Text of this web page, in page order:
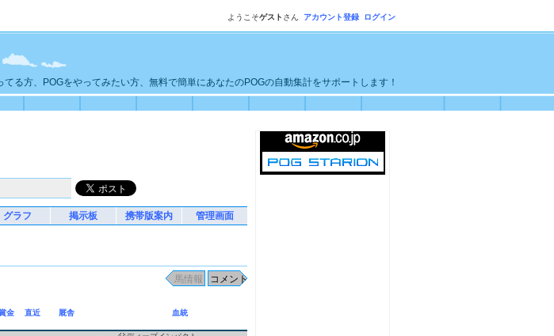
ようこそゲスト さん アカウント登録 ログイン
る方、POGをやってみたい方、無料で簡単にあなたのPOGの自動集計をサポートします！
グラフ 掲示板 携帯版案内
管理画面
金 直近 厩舎 血統